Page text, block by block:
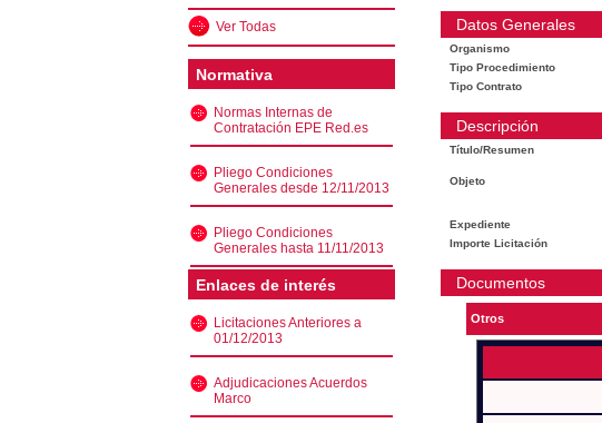
Ver Todas
Normativa
Normas Internas de
Contratación EPE Red.es
Pliego Condiciones
Generales desde 12/11/2013
Pliego Condiciones
Generales hasta 11/11/2013
Enlaces de interés
Licitaciones Anteriores a
01/12/2013
Adjudicaciones Acuerdos
Marco
Datos Generales
Organismo
Tipo Procedimiento
Tipo Contrato
Descripción
Título/Resumen
Objeto
Expediente
Importe Licitación
Documentos
Otros